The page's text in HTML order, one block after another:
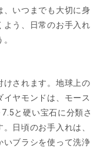
、いつまでも大切に身
よう、日常のお手入れ
けされます。地球上の
ヤモンドは、モース
と硬い宝石に分類さ
日頃のお手入れは、
いブラシを使って洗浄